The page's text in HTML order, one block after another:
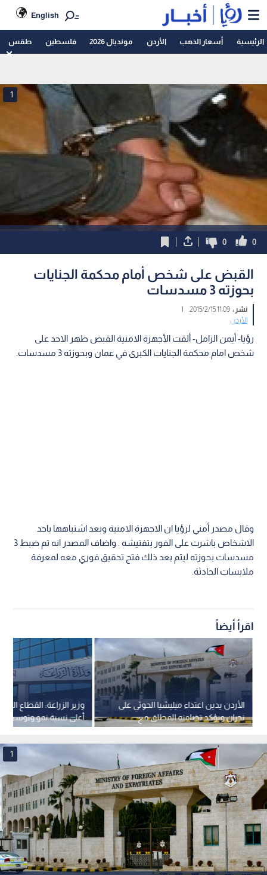
English
الرئيسية أسعار الذهب الأردن مونديال 2026 فلسطين طقس
1
0
0
القبض على شخص أمام محكمة الجنايات
بحوزته 3 مسدسات
نشر :11:09 2015/2/15
|
الأردن
رؤيا- أيمن الزامل- ألقت الأجهزة الامنية القبض ظهر الاحد على
شخص امام محكمة الجنايات الكبرى في عمان وبحوزته 3 مسدسات.
وقال مصدر أمني لرؤيا ان الاجهزة الامنية وبعد اشتباهها باحد
الاشخاص باشرت على الفور بتفتيشه . واضاف المصدر انه تم ضبط 3
مسدسات بحوزته ليتم بعد ذلك فتح تحقيق فوري معه لمعرفة
ملابسات الحادثة.
اقرأ أيضاً
وزير الزراعة: القطاع
أعلى نسبة نمو وتوسع
الصادرات الوطنية
الأردن يدين اعتداء ميليشيا الحوثي على
نجران ويؤكد تضامنه المطلق مع
السعودية
1